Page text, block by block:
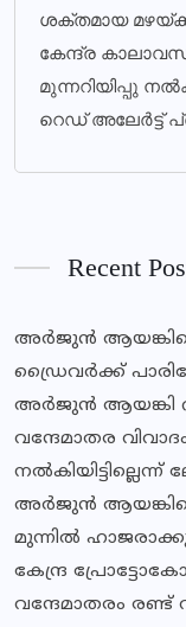
ശക്തമായ
കേന്ദ്ര
മുന്നറിയിപ്പു
റെഡ് അലേര്‍ട്ട്
Recent
അർജുൻ
ഡ്രൈവർക്ക്
അർജുൻ ആയങ്കി
വന്ദേമാതര
അർജുൻ ആയങ്കിയെ
മുന്നിൽ
കേന്ദ്ര
വന്ദേമാതരം രണ്ട്